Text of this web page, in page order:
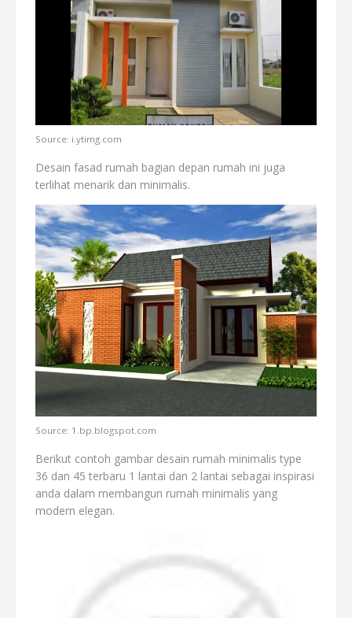
Source: i.ytimg.com
Desain fasad rumah bagian depan rumah ini juga
terlihat menarik dan minimalis.
Source: 1.bp.blogspot.com
Berikut contoh gambar desain rumah minimalis type
36 dan 45 terbaru 1 lantai dan 2 lantai sebagai inspirasi
anda dalam membangun rumah minimalis yang
modern elegan.